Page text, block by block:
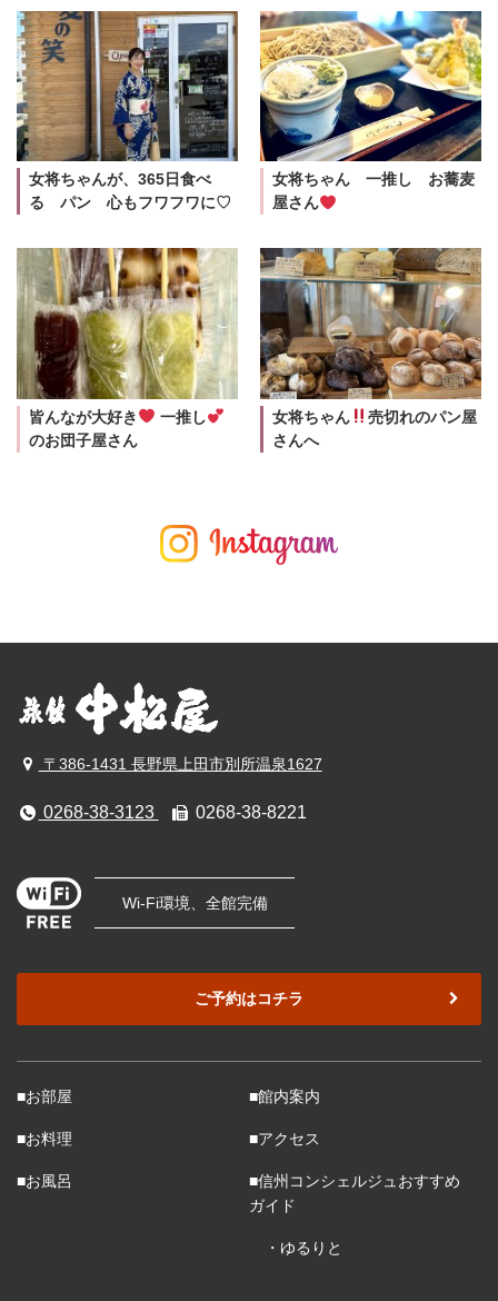
女将ちゃんが、365日食べ
る パン 心もフワフワに♡
女将ちゃん 一推し お蕎麦
屋さん
皆んなが大好き
一推し
のお団子屋さん
女将ちゃん
売切れのパン屋
さんへ
〒386-1431 長野県上田市別所温泉1627
0268-38-3123 0268-38-8221
Wi-Fi環境、全館完備
ご予約はコチラ
■お部屋
■お料理
■お風呂
■館内案内
■アクセス
■信州コンシェルジュおすすめ
ガイド
・ゆるりと